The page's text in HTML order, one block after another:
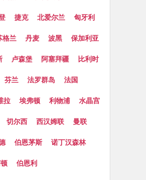
捷克 北爱尔兰 匈牙利
格兰 丹麦 波黑 保加利亚
卢森堡 阿塞拜疆 比利时
芬兰 法罗群岛 法国
拉 埃弗顿 利物浦 水晶宫
切尔西 西汉姆联 曼联
伯恩茅斯 诺丁汉森林
伯恩利